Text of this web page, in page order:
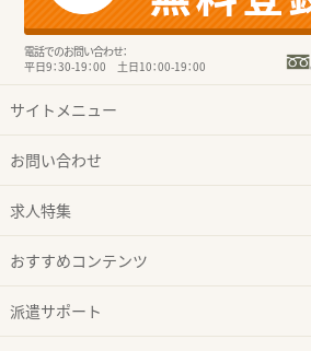
電話でのお問い合わせ：
平日9：30-19：00 土日10：00-19：00
サイトメニュー
お問い合わせ
求人特集
おすすめコンテンツ
派遣サポート